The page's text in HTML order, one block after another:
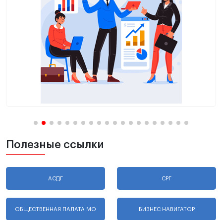
Полезные ссылки
АСДГ СРГ
ОБЩЕСТВЕННАЯ ПАЛАТА МО БИЗНЕС НАВИГАТОР